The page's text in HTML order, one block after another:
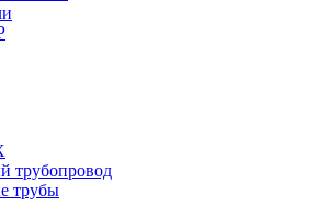
трубопровод
трубы